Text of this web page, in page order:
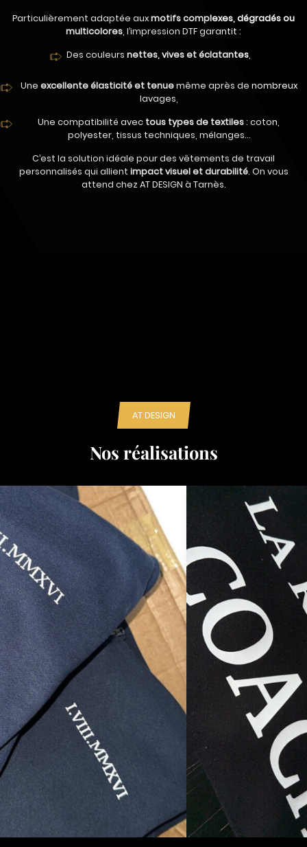
Particulièrement adaptée auxmotifs complexes, dégradés ou
multicolores , l’impression DTF garantit :
Des couleurs nettes, vives et éclatantes
Une excellente élasticité et tenuemême après de nombreux
lavages,
Une compatibilité avec tous types de textiles: coton,
polyester, tissus techniques, mélanges…
C’est la solution idéale pour des vêtements de travail
personnalisés qui allient impact visuel et durabilité. On vous
attend chez AT DESIGN à Tarnès.
AT DESIGN
Nos réalisations